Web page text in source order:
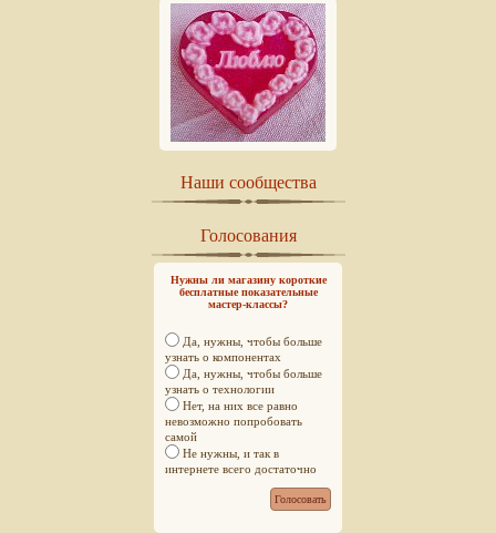
Наши сообщества
Голосования
Нужны ли магазину короткие
бесплатные показательные
мастер-классы?
Да, нужны, чтобы больше
узнать о компонентах
Да, нужны, чтобы больше
узнать о технологии
Нет, на них все равно
невозможно попробовать
самой
Не нужны, и так в
интернете всего достаточно